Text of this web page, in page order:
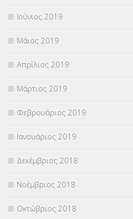
Ιούνιος 2019
Μάιος 2019
Απρίλιος 2019
Μάρτιος 2019
Φεβρουάριος 2019
Ιανουάριος 2019
Δεκέμβριος 2018
Νοέμβριος 2018
Οκτώβριος 2018